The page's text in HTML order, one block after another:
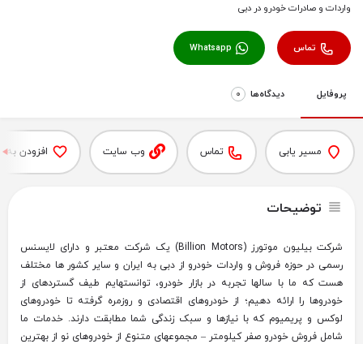
واردات و صادرات خودرو در دبی
تماس Whatsapp
پروفایل دیدگاه‌‌ها 0
مسیر یابی تماس وب سایت افزودن به
توضیحات
شرکت بیلیون موتورز (Billion Motors) یک شرکت معتبر و دارای لایسنس
رسمی در حوزه فروش و واردات خودرو از دبی به ایران و سایر کشور ها مختلف
هست که ما با سالها تجربه در بازار خودرو، توانستهایم طیف گستردهای از
خودروها را ارائه دهیم؛ از خودروهای اقتصادی و روزمره گرفته تا خودروهای
لوکس و پریمیوم که با نیازها و سبک زندگی شما مطابقت دارند. خدمات ما
شامل فروش خودرو صفر کیلومتر – مجموعهای متنوع از خودروهای نو از بهترین